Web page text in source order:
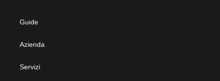
Guide
Azienda
Servizi